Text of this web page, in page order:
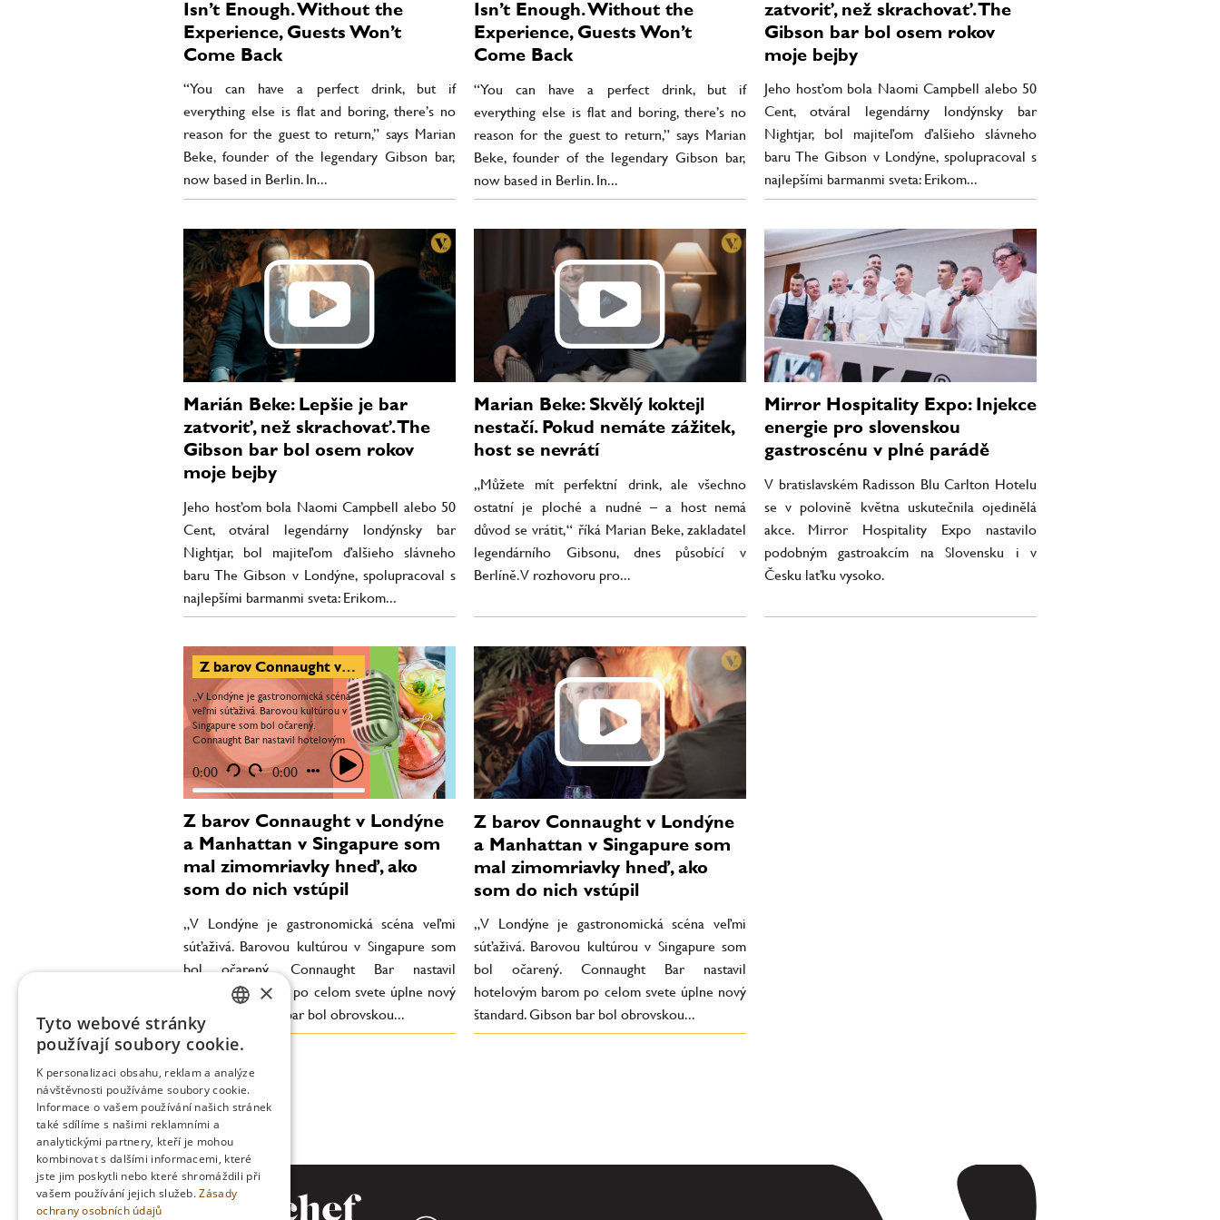
Isn’t Enough. Without the
Experience, Guests Won’t
Come Back
“You can have a perfect drink, but if
everything else is flat and boring, there’s no
reason for the guest to return,” says Marian
Beke, founder of the legendary Gibson bar,
now based in Berlin. In...
Isn’t Enough. Without the
Experience, Guests Won’t
Come Back
“You can have a perfect drink, but if
everything else is flat and boring, there’s no
reason for the guest to return,” says Marian
Beke, founder of the legendary Gibson bar,
now based in Berlin. In...
zatvoriť, než skrachovať. The
Gibson bar bol osem rokov
moje bejby
Jeho hosťom bola Naomi Campbell alebo 50
Cent, otváral legendárny londýnsky bar
Nightjar, bol majiteľom ďalšieho slávneho
baru The Gibson v Londýne, spolupracoval s
najlepšími barmanmi sveta: Erikom...
Marián Beke: Lepšie je bar
zatvoriť, než skrachovať. The
Gibson bar bol osem rokov
moje bejby
Jeho hosťom bola Naomi Campbell alebo 50
Cent, otváral legendárny londýnsky bar
Nightjar, bol majiteľom ďalšieho slávneho
baru The Gibson v Londýne, spolupracoval s
najlepšími barmanmi sveta: Erikom...
Marian Beke: Skvělý koktejl
nestačí. Pokud nemáte zážitek,
host se nevrátí
„Můžete mít perfektní drink, ale všechno
ostatní je ploché a nudné – a host nemá
důvod se vrátit,“ říká Marian Beke, zakladatel
legendárního Gibsonu, dnes působící v
Berlíně. V rozhovoru pro...
Mirror Hospitality Expo: Injekce
energie pro slovenskou
gastroscénu v plné parádě
V bratislavském Radisson Blu Carlton Hotelu
se v polovině května uskutečnila ojedinělá
akce. Mirror Hospitality Expo nastavilo
podobným gastroakcím na Slovensku i v
Česku laťku vysoko.
Z barov Connaught v Londýne a Manhattan v Singapure som mal zimomriavky hneď, ako som do nich vstúpil
„V Londýne je gastronomická scéna
veľmi súťaživá. Barovou kultúrou v
Singapure som bol očarený.
Connaught Bar nastavil hotelovým
barom po celom svete úplne nový
štandard. Gibson bar bol obrovskou...
0:00 0:00
Z barov Connaught v Londýne
a Manhattan v Singapure som
mal zimomriavky hneď, ako
som do nich vstúpil
„V Londýne je gastronomická scéna veľmi
súťaživá. Barovou kultúrou v Singapure som
bol očarený. Connaught Bar nastavil
hotelovým barom po celom svete úplne nový
štandard. Gibson bar bol obrovskou...
Z barov Connaught v Londýne
a Manhattan v Singapure som
mal zimomriavky hneď, ako
som do nich vstúpil
„V Londýne je gastronomická scéna veľmi
súťaživá. Barovou kultúrou v Singapure som
bol očarený. Connaught Bar nastavil
hotelovým barom po celom svete úplne nový
štandard. Gibson bar bol obrovskou...
ENGLISH
×
Tyto webové stránky
používají soubory cookie.
K personalizaci obsahu, reklam a analýze
návštěvnosti používáme soubory cookie.
Informace o vašem používání našich stránek
také sdílíme s našimi reklamními a
analytickými partnery, kteří je mohou
kombinovat s dalšími informacemi, které
jste jim poskytli nebo které shromáždili při
vašem používání jejich služeb.Zásady
ochrany osobních údajů